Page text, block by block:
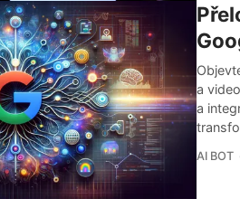
a
a
AI BOT